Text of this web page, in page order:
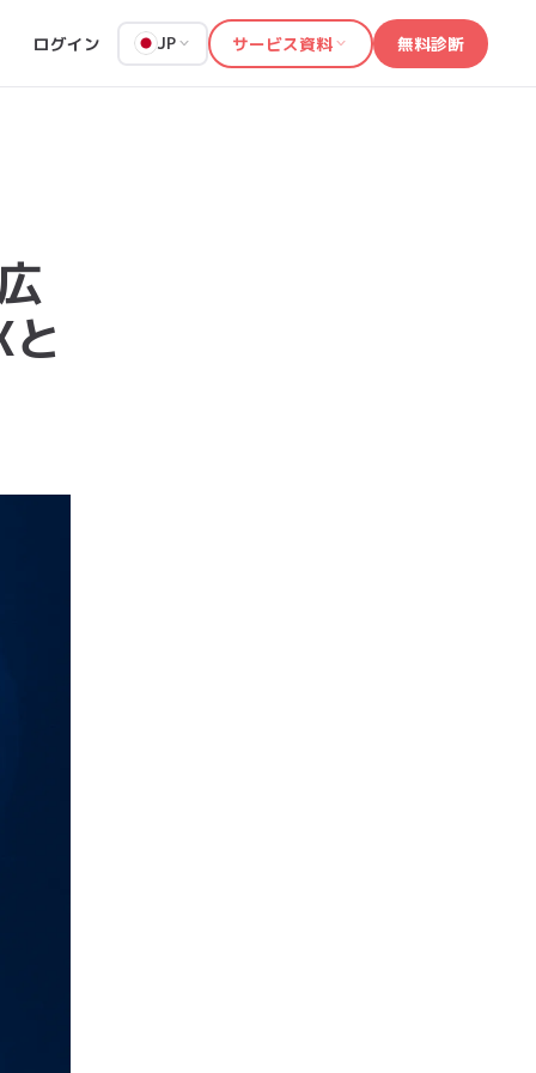
ログイン JP サービス資料 無料診断